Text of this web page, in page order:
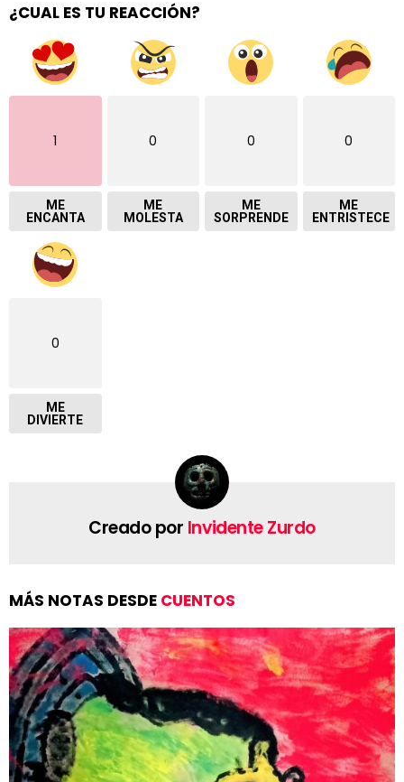
¿CUAL ES TU REACCIÓN?
1
ME
ENCANTA
0
ME
MOLESTA
0
ME
SORPRENDE
0
ME
ENTRISTECE
0
ME
DIVIERTE
Creado por Invidente Zurdo
MÁS NOTAS DESDE CUENTOS